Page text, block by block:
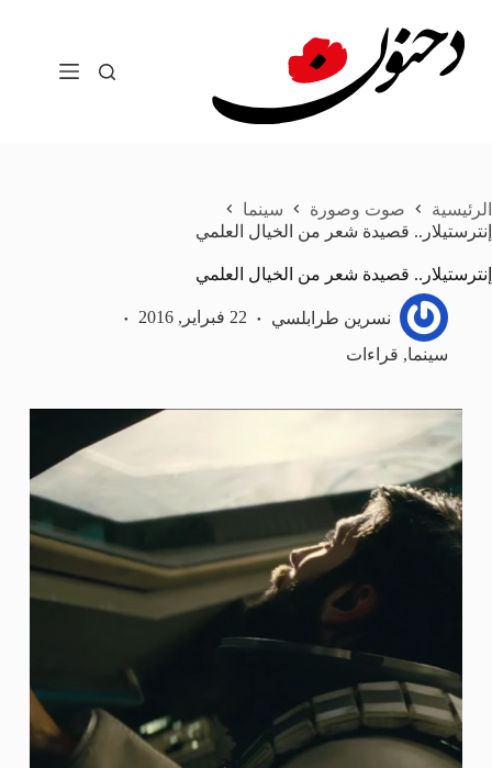
المحتوى
الرئيسية صوت وصورة
سينما
إنترستيلار.. قصيدة شعر من الخيال العلمي
إنترستيلار.. قصيدة شعر من الخيال العلمي
نسرين طرابلسي
22 فبراير, 2016
سينما, قراءات